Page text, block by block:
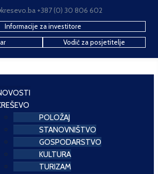
+387 (0) 30 806 602
Informacije za investitore
Vodič za posjetitelje
POLOŽAJ
STANOVNIŠTVO
GOSPODARSTVO
KULTURA
TURIZAM